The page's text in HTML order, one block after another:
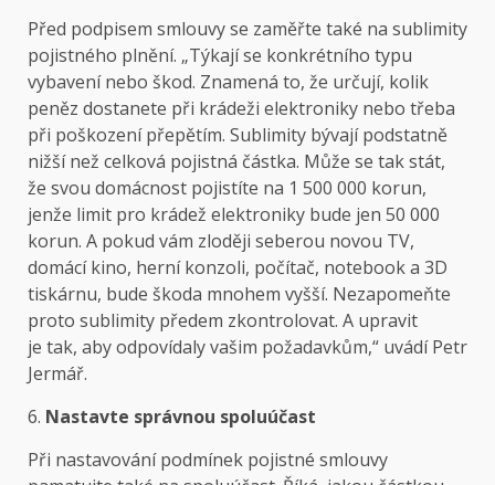
Před podpisem smlouvy se zaměřte také na sublimity
pojistného plnění. „Týkají se konkrétního typu
vybavení nebo škod. Znamená to, že určují, kolik
peněz dostanete při krádeži elektroniky nebo třeba
při poškození přepětím. Sublimity bývají podstatně
nižší než celková pojistná částka. Může se tak stát,
že svou domácnost pojistíte na 1 500 000 korun,
jenže limit pro krádež elektroniky bude jen 50 000
korun. A pokud vám zloději seberou novou TV,
domácí kino, herní konzoli, počítač, notebook a 3D
tiskárnu, bude škoda mnohem vyšší. Nezapomeňte
proto sublimity předem zkontrolovat. A upravit
je tak, aby odpovídaly vašim požadavkům,“ uvádí Petr
Jermář.
6. Nastavte správnou spoluúčast
Při nastavování podmínek pojistné smlouvy